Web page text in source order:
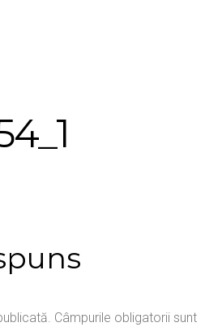
Câmpurile obligatorii sunt